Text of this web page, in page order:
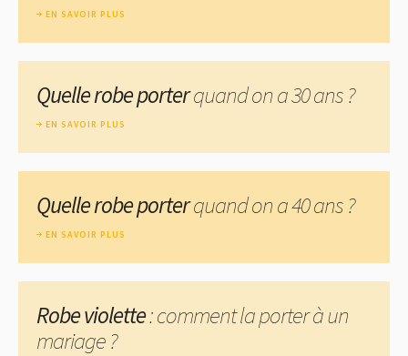
EN SAVOIR PLUS
Quelle robe porterquand on a 30 ans ?
EN SAVOIR PLUS
Quelle robe porterquand on a 40 ans ?
EN SAVOIR PLUS
Robe violette: comment la porter à un
mariage ?